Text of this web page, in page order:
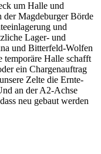
um Halle und
Magdeburger Börde
und
Lager- und
und Bitterfeld-Wolfen
temporäre Halle schafft
ein Chargenauftrag
Zelte die Ernte-
an der A2-Achse
neu gebaut werden